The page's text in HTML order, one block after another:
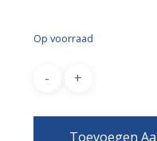
Op voorraad
Toevoegen